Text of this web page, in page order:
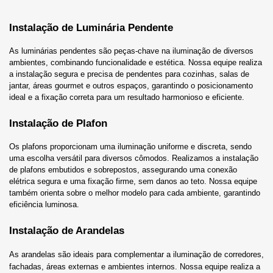
Instalação de Luminária Pendente
As luminárias pendentes são peças-chave na iluminação de diversos
ambientes, combinando funcionalidade e estética. Nossa equipe realiza
a instalação segura e precisa de pendentes para cozinhas, salas de
jantar, áreas gourmet e outros espaços, garantindo o posicionamento
ideal e a fixação correta para um resultado harmonioso e eficiente.
Instalação de Plafon
Os plafons proporcionam uma iluminação uniforme e discreta, sendo
uma escolha versátil para diversos cômodos. Realizamos a instalação
de plafons embutidos e sobrepostos , assegurando uma conexão
elétrica segura e uma fixação firme, sem danos ao teto. Nossa equipe
também orienta sobre o melhor modelo para cada ambiente, garantindo
eficiência luminosa.
Instalação de Arandelas
As arandelas são ideais para complementar a iluminação de corredores,
fachadas, áreas externas e ambientes internos. Nossa equipe realiza a